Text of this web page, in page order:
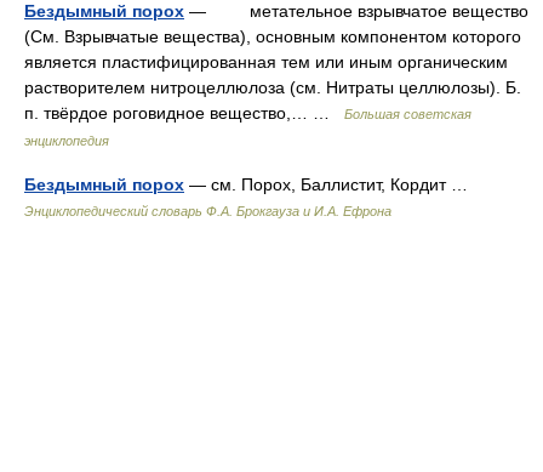
Бездымный порох — метательное взрывчатое вещество
(См. Взрывчатые вещества), основным компонентом которого
является пластифицированная тем или иным органическим
растворителем нитроцеллюлоза (см. Нитраты целлюлозы). Б.
п. твёрдое роговидное вещество,… …
Большая советская
энциклопедия
Бездымный порох — см. Порох, Баллистит, Кордит …
Энциклопедический словарь Ф.А. Брокгауза и И.А. Ефрона